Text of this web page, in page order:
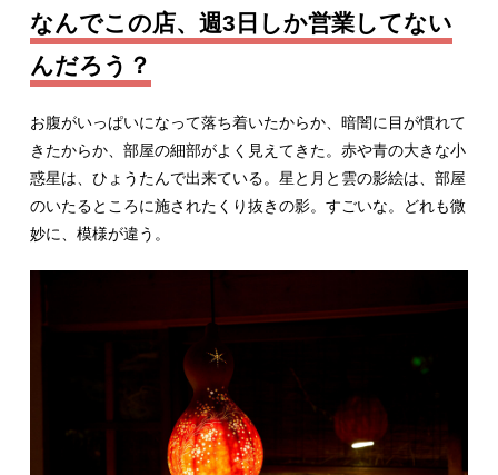
なんでこの店、週3日しか営業してない
んだろう？
お腹がいっぱいになって落ち着いたからか、暗闇に目が慣れて
きたからか、部屋の細部がよく見えてきた。赤や青の大きな小
惑星は、ひょうたんで出来ている。星と月と雲の影絵は、部屋
のいたるところに施されたくり抜きの影。すごいな。どれも微
妙に、模様が違う。